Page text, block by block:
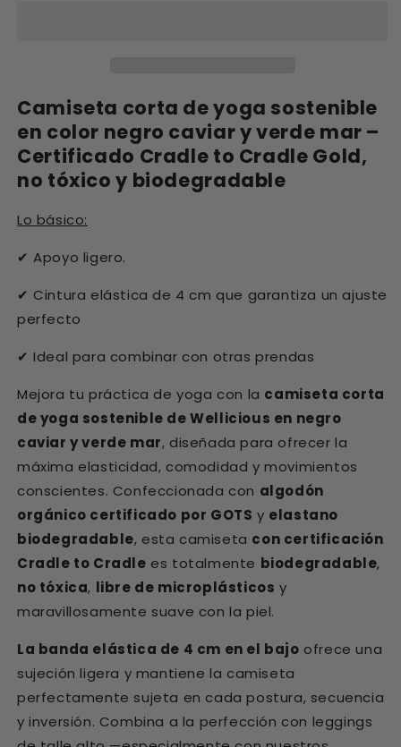
mar
mar
Camiseta corta de yoga sostenible
en color negro caviar y verde mar –
Certificado Cradle to Cradle Gold,
no tóxico y biodegradable
Lo básico:
✔ Apoyo ligero.
✔ Cintura elástica de 4 cm que garantiza un ajuste
perfecto
✔ Ideal para combinar con otras prendas
Mejora tu práctica de yoga con la camiseta corta
de yoga sostenible de Wellicious en negro
caviar y verde mar, diseñada para ofrecer la
máxima elasticidad, comodidad y movimientos
conscientes. Confeccionada con algodón
orgánico certificado por GOTS y elastano
biodegradable, esta camiseta con certificación
Cradle to Cradle es totalmente biodegradable,
no tóxica, libre de microplásticos y
maravillosamente suave con la piel.
La banda elástica de 4 cm en el bajo ofrece una
sujeción ligera y mantiene la camiseta
perfectamente sujeta en cada postura, secuencia
y inversión. Combina a la perfección con leggings